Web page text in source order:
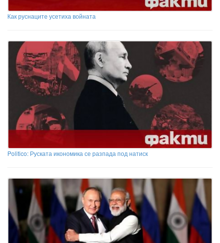
Как руснаците усетиха войната
Politico: Руската икономика се разпада под натиск